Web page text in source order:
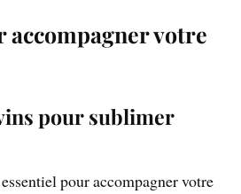
accompagner votre
pour sublimer
pour accompagner votre